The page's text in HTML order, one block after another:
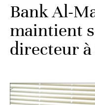
Bank Al-
maintient
directeur à